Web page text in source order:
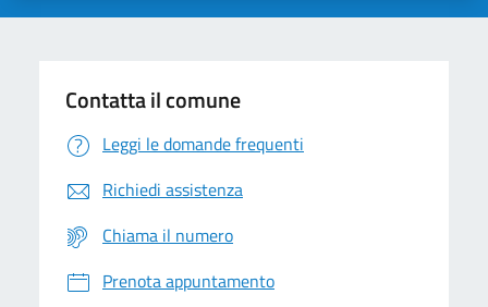
Contatta il comune
Leggi le domande frequenti
Richiedi assistenza
Chiama il numero
Prenota appuntamento